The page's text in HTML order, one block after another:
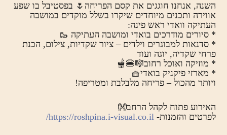
השנה, אנחנו חוגגים את קסם הפריחה🌷 בפסטיבל בו שפע
אווירה ותכנים מיוחדים שיקרו בשלל מוקדים במושבה
העתיקה וואדי ראש פינה:
* סיורים מודרכים בואדי ומושבה העתיקה 🥾
* סדנאות למבוגרים וילדים – ציור שקדיות, צילום, הכנת
פרחי שקדיה, יוגה ועוד
* מוזיקה ואוכל רחוב🎼🍔🫕
* מארזי פיקניק בואדי🧺
ויותר מהכול – פריחה מלבלבת ומטריפה!
האירוע פתוח לקהל הרחב👐
לפרטים והזמנות- https://roshpina.i-visual.co.il/